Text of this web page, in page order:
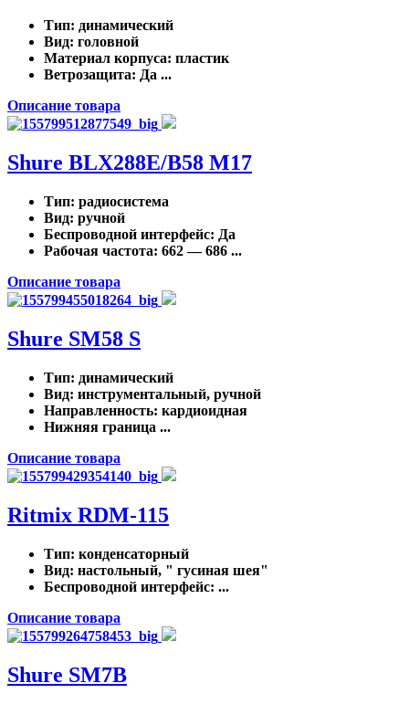
Тип: динамический
Вид: головной
Материал корпуса: пластик
Ветрозащита: Да ...
Описание товара
Shure BLX288E/B58 M17
Тип: радиосистема
Вид: ручной
Беспроводной интерфейс: Да
Рабочая частота: 662 — 686 ...
Описание товара
Shure SM58 S
Тип: динамический
Вид: инструментальный, ручной
Направленность: кардиоидная
Нижняя граница ...
Описание товара
Ritmix RDM-115
Тип: конденсаторный
Вид: настольный, " гусиная шея"
Беспроводной интерфейс: ...
Описание товара
Shure SM7B